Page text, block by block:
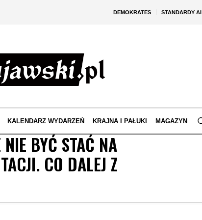
DEMOKRATES STANDARDY AI
KALENDARZ WYDARZEŃ KRAJNA I PAŁUKI MAGAZYN
BYĆ STAĆ NA
CO DALEJ Z